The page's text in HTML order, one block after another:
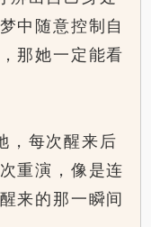
中随意控制自
那她一定能看
，每次醒来后
重演，像是连
来的那一瞬间